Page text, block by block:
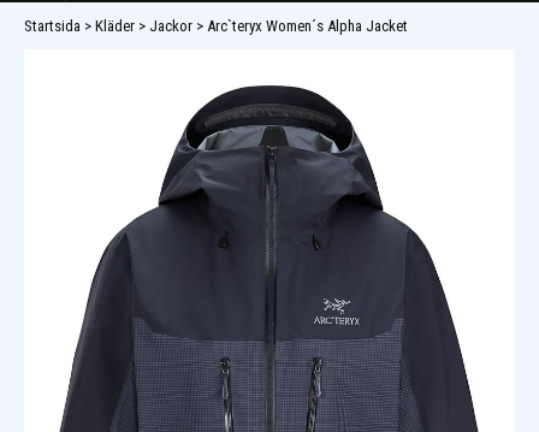
Startsida > Kläder > Jackor > Arc`teryx Women´s Alpha Jacket